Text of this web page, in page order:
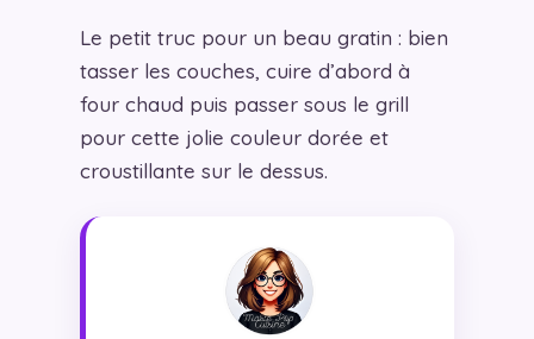
Le petit truc pour un beau gratin : bien
tasser les couches, cuire d’abord à
four chaud puis passer sous le grill
pour cette jolie couleur dorée et
croustillante sur le dessus.